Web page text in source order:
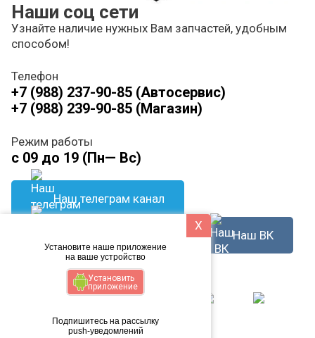
Наши соц сети
Узнайте наличие нужных Вам запчастей, удобным
способом!
Телефон
+7 (988) 237-90-85 (Автосервис)
+7 (988) 239-90-85 (Магазин)
Режим работы
с 09 до 19 (Пн— Вс)
Наш телеграм канал
Наш ВК
Способ оплаты
X
Установите наше приложение
на ваше устройство
Установить
приложение
Подпишитесь на рассылку
push-уведомлений